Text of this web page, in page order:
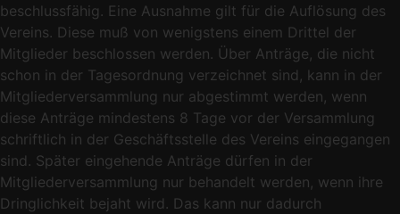
beschlussfähig. Eine Ausnahme gilt für die Auflösung des
Vereins. Diese muß von wenigstens einem Drittel der
Mitglieder beschlossen werden. Über Anträge, die nicht
schon in der Tagesordnung verzeichnet sind, kann in der
Mitgliederversammlung nur abgestimmt werden, wenn
diese Anträge mindestens 8 Tage vor der Versammlung
schriftlich in der Geschäftsstelle des Vereins eingegangen
sind. Später eingehende Anträge dürfen in der
Mitgliederversammlung nur behandelt werden, wenn ihre
Dringlichkeit bejaht wird. Das kann nur dadurch